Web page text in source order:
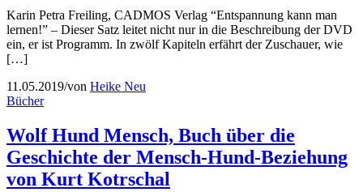
Karin Petra Freiling, CADMOS Verlag “Entspannung kann man
lernen!” – Dieser Satz leitet nicht nur in die Beschreibung der DVD
ein, er ist Programm. In zwölf Kapiteln erfährt der Zuschauer, wie
[…]
11.05.2019/von Heike Neu
Bücher
Wolf Hund Mensch, Buch über die
Geschichte der Mensch-Hund-Beziehung
von Kurt Kotrschal